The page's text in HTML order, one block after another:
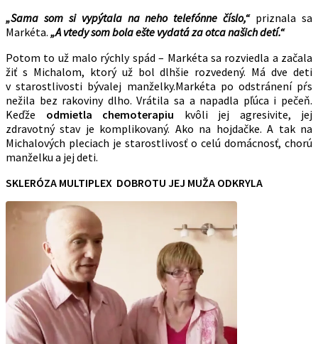
„Sama som si vypýtala na neho telefónne číslo,“priznala sa
Markéta. „A vtedy som bola ešte vydatá za otca našich detí.“
Potom to už malo rýchly spád – Markéta sa rozviedla a začala
žiť s Michalom, ktorý už bol dlhšie rozvedený. Má dve deti
v starostlivosti bývalej manželky.Markéta po odstránení pŕs
nežila bez rakoviny dlho. Vrátila sa a napadla pľúca i pečeň.
Keďže odmietla chemoterapiu kvôli jej agresivite, jej
zdravotný stav je komplikovaný. Ako na hojdačke. A tak na
Michalových pleciach je starostlivosť o celú domácnosť, chorú
manželku a jej deti.
SKLERÓZA MULTIPLEX DOBROTU JEJ MUŽA ODKRYLA